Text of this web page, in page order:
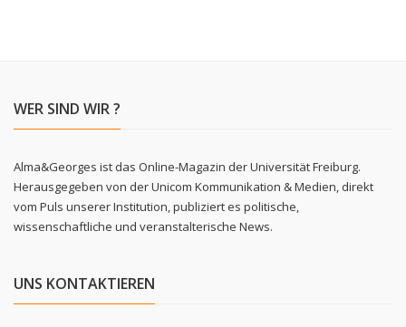
WER SIND WIR ?
Alma&Georges ist das Online-Magazin der Universität Freiburg.
Herausgegeben von der Unicom Kommunikation & Medien, direkt
vom Puls unserer Institution, publiziert es politische,
wissenschaftliche und veranstalterische News.
UNS KONTAKTIEREN